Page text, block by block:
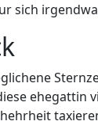
sich
ehegattin